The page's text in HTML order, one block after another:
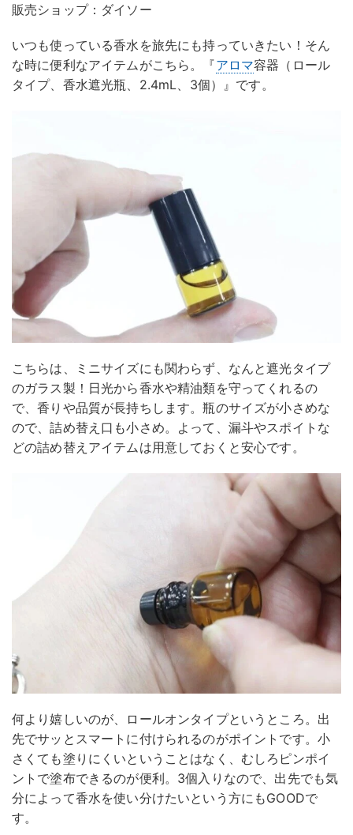
販売ショップ：ダイソー
いつも使っている香水を旅先にも持っていきたい！そん
な時に便利なアイテムがこちら。『アロマ容器（ロール
タイプ、香水遮光瓶、2.4mL、3個）』です。
こちらは、ミニサイズにも関わらず、なんと遮光タイプ
のガラス製！日光から香水や精油類を守ってくれるの
で、香りや品質が長持ちします。瓶のサイズが小さめな
ので、詰め替え口も小さめ。よって、漏斗やスポイトな
どの詰め替えアイテムは用意しておくと安心です。
何より嬉しいのが、ロールオンタイプというところ。出
先でサッとスマートに付けられるのがポイントです。小
さくても塗りにくいということはなく、むしろピンポイ
ントで塗布できるのが便利。3個入りなので、出先でも気
分によって香水を使い分けたいという方にもGOODで
す。